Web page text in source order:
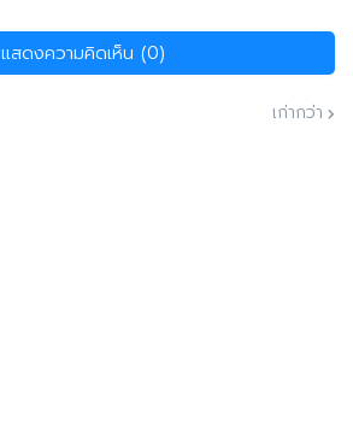
แสดงความคิดเห็น (0)
เก่ากว่า